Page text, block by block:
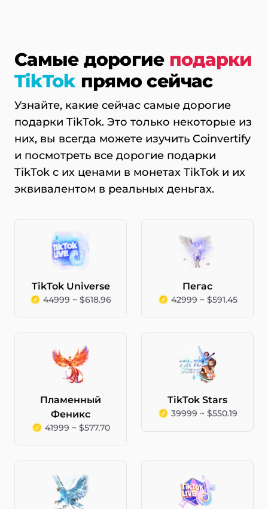
Самые дорогие подарки
TikTokпрямо сейчас
Узнайте, какие сейчас самые дорогие
подарки TikTok. Это только некоторые из
них, вы всегда можете изучить Coinvertify
и посмотреть все дорогие подарки
TikTok с их ценами в монетах TikTok и их
эквивалентом в реальных деньгах.
TikTok Universe
44999 ~ $618.96
Пегас
42999 ~ $591.45
Пламенный
Феникс
41999 ~ $577.70
TikTok Stars
39999 ~ $550.19